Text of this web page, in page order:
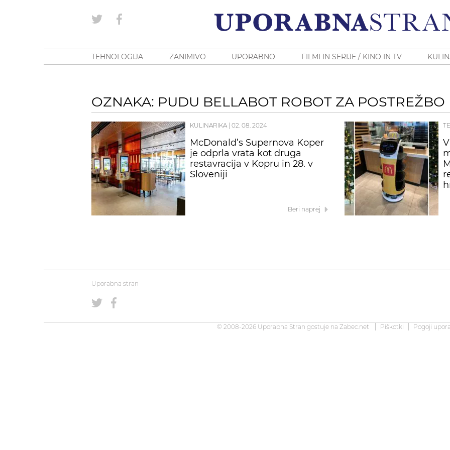
TEHNOLOGIJA ZANIMIVO UPORABNO FILMI IN SERIJE / KINO IN TV
OZNAKA: PUDU BELLABOT ROBOT ZA POSTREŽBO
KULINARIKA 02. 08. 2024
McDonald’s Supernova Koper
je odprla vrata kot druga
restavracija v Kopru in 28. v
Sloveniji
Beri naprej
Uporabna stran
© 2008-2026 Uporabna Stran gostuje na Zabec.net Piškotki Pogoji